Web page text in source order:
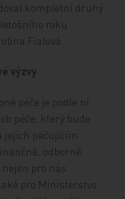
kompletní druhý
roku
Fialová.
výzvy
péče je podle ní
péče, který bude
jejich pečujícím
odborně
nejen pro nás
pro Ministerstvo